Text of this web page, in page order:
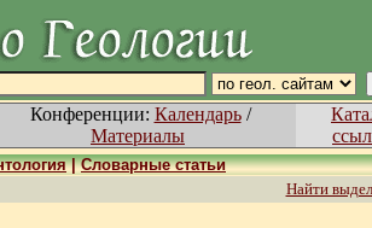
Конференции: Календарь/
Материалы
|Словарные статьи
Найти